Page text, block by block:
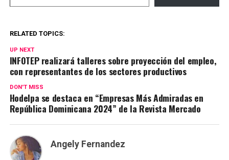
RELATED TOPICS:
UP NEXT
INFOTEP realizará talleres sobre proyección del empleo,
con representantes de los sectores productivos
DON'T MISS
Hodelpa se destaca en “Empresas Más Admiradas en
República Dominicana 2024” de la Revista Mercado
Angely Fernandez